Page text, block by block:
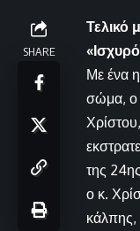
SHARE
Τελικό
Με ένα
σώμα, ο
της
ο κ.